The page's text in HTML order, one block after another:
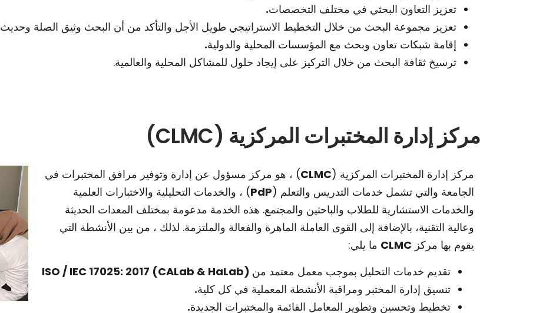
تعزيز التعاون البحثي في مختلف التخصصات.
تعزيز مجموعة البحث من خلال التخطيط الاستراتيجي طويل الأجل والتأكد من أن البحث وثيق الصلة وحديث
إقامة شبكات تعاون وبحث مع المؤسسات المحلية والدولية.
ترسيخ ثقافة البحث من خلال التركيز على إيجاد حلول للمشاكل المحلية والعالمية.
مركز إدارة المختبرات المركزية (CLMC)
مركز إدارة المختبرات المركزية (CLMC) ، هو مركز مسؤول عن إدارة وتوفير مرافق المختبرات في
الجامعة والتي تشمل خدمات التدريس والتعلم (PdP) ، والخدمات التحليلية والاختبارات العلمية
والخدمات الاستشارية للطلاب والباحثين والمجتمع. هذه الخدمة مدعومة بمختلف المعدات الحديثة
وعالية التقنية، بالإضافة إلى القوى العاملة الماهرة والفعالة والملتزمة. لذلك ، من بين الأنشطة التي
يقوم بها مركز CLMC ما يلي:
تقديم خدمات التحليل بموجب معمل معتمد من
تنسيق إدارة المختبر ومراقبة الأنشطة المعملية في كل كلية.
تخطيط وتحسين وتطوير المعامل القائمة والمختبرات الجديدة.